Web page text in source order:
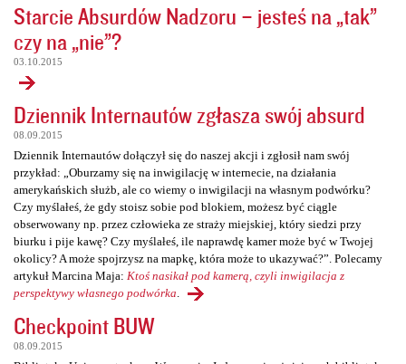
Starcie Absurdów Nadzoru – jesteś na „tak”
czy na „nie”?
03.10.2015
Dziennik Internautów zgłasza swój absurd
08.09.2015
Dziennik Internautów dołączył się do naszej akcji i zgłosił nam swój
przykład: „Oburzamy się na inwigilację w internecie, na działania
amerykańskich służb, ale co wiemy o inwigilacji na własnym podwórku?
Czy myślałeś, że gdy stoisz sobie pod blokiem, możesz być ciągle
obserwowany np. przez człowieka ze straży miejskiej, który siedzi przy
biurku i pije kawę? Czy myślałeś, ile naprawdę kamer może być w Twojej
okolicy? A może spojrzysz na mapkę, która może to ukazywać?”. Polecamy
artykuł Marcina Maja: Ktoś nasikał pod kamerą, czyli inwigilacja z
perspektywy własnego podwórka
Checkpoint BUW
08.09.2015